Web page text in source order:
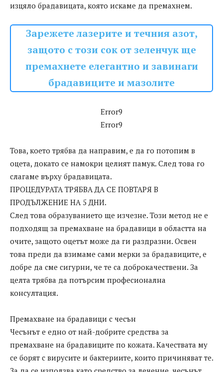
изцяло брадавицата, която искаме да премахнем.
Зарежете лазерите и течния азот,
защото с този сок от зеленчук ще
премахнете елегантно и завинаги
брадавиците и мазолите
Error9
Error9
Това, което трябва да направим, е да го потопим в
оцета, докато се намокри целият памук. След това го
слагаме върху брадавицата.
ПРОЦЕДУРАТА ТРЯБВА ДА СЕ ПОВТАРЯ В
ПРОДЪЛЖЕНИЕ НА 5 ДНИ.
След това образуванието ще изчезне. Този метод не е
подходящ за премахване на брадавици в областта на
очите, защото оцетът може да ги раздразни. Освен
това преди да взимаме сами мерки за брадавиците, е
добре да сме сигурни, че те са доброкачествени. За
целта трябва да потърсим професионална
консултация.
Премахване на брадавици с чесън
Чесънът е едно от най-добрите средства за
премахване на брадавиците по кожата. Качествата му
се борят с вирусите и бактериите, които причиняват те.